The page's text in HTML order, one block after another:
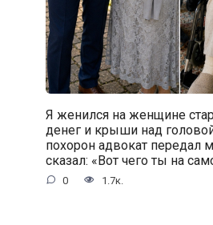
Я женился на женщине
денег и крыши над
похорон адвокат передал
сказал: «Вот чего ты на
0 1.7к.